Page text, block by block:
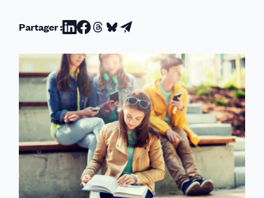
Partager :Partager
sur
Linkedin
Partager
sur
Facebook
Partager
sur
Threads
Partager
sur
Bluesky
Partager
par
email